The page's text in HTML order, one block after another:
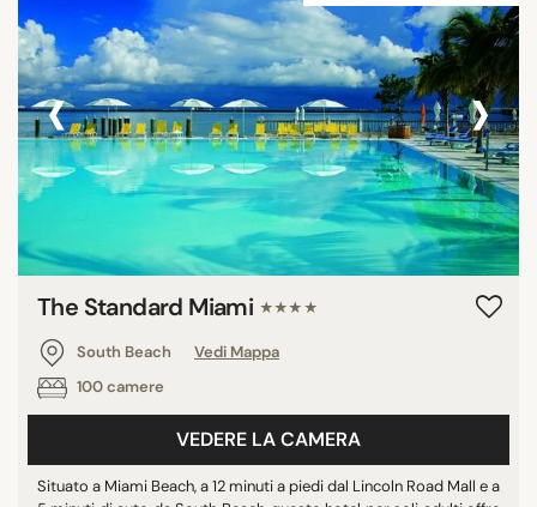
‹ ›
The Standard Miami ★★★★
South Beach
Vedi Mappa
100 camere
VEDERE LA CAMERA
Situato a Miami Beach, a 12 minuti a piedi dal Lincoln Road Mall e a